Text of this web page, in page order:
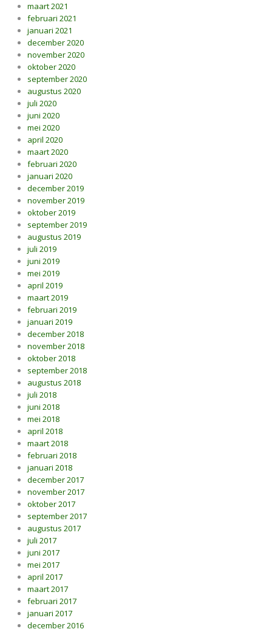
maart 2021
februari 2021
januari 2021
december 2020
november 2020
oktober 2020
september 2020
augustus 2020
juli 2020
juni 2020
mei 2020
april 2020
maart 2020
februari 2020
januari 2020
december 2019
november 2019
oktober 2019
september 2019
augustus 2019
juli 2019
juni 2019
mei 2019
april 2019
maart 2019
februari 2019
januari 2019
december 2018
november 2018
oktober 2018
september 2018
augustus 2018
juli 2018
juni 2018
mei 2018
april 2018
maart 2018
februari 2018
januari 2018
december 2017
november 2017
oktober 2017
september 2017
augustus 2017
juli 2017
juni 2017
mei 2017
april 2017
maart 2017
februari 2017
januari 2017
december 2016